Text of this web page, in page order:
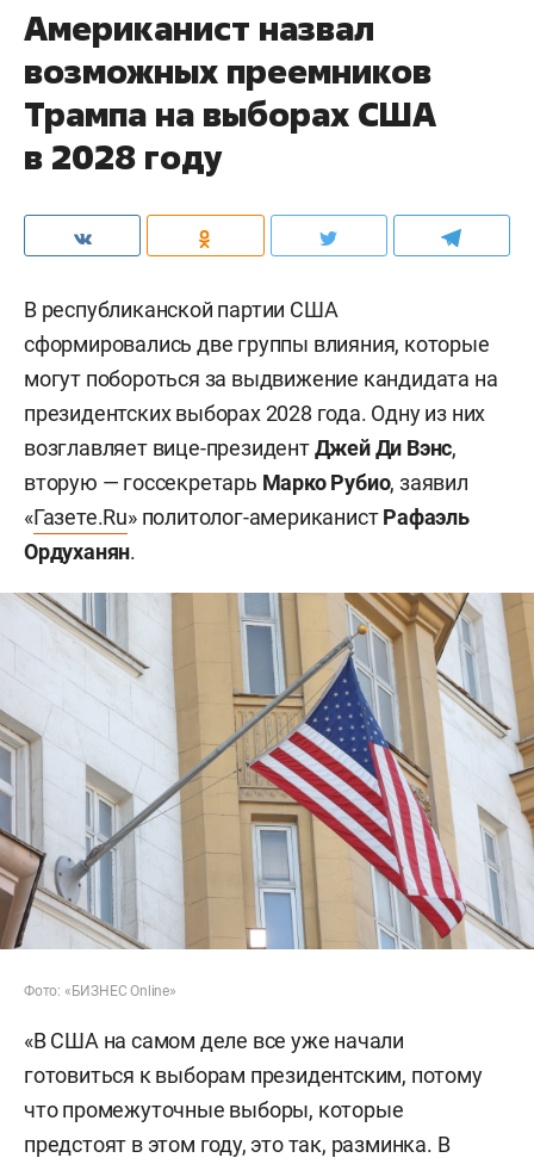
Американист назвал
возможных преемников
Трампа на выборах США
в 2028 году
В республиканской партии США
сформировались две группы влияния, которые
могут побороться за выдвижение кандидата на
президентских выборах 2028 года. Одну из них
возглавляет вице-президентДжей Ди Вэнс,
вторую — госсекретарь Марко Рубио, заявил
«Газете.Ru» политолог-американистРафаэль
Ордуханян.
Фото: «БИЗНЕС Online»
«В США на самом деле все уже начали
готовиться к выборам президентским, потому
что промежуточные выборы, которые
предстоят в этом году, это так, разминка. В